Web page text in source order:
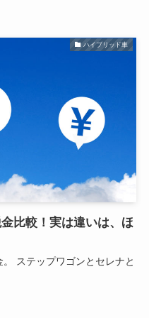
ハイブリッド車
比較！実は違いは、ほ
ステップワゴンとセレナと